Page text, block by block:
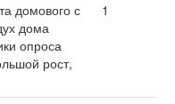
домового с
дома
опроса
рост,
1